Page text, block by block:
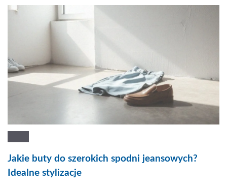
Jakie buty do szerokich spodni jeansowych?
Idealne stylizacje